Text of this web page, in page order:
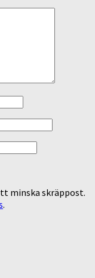
minska skräppost.
.